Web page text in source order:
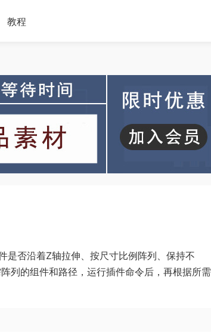
教程
是否沿着Z轴拉伸、按尺寸比例阵列、保持不
列的组件和路径，运行插件命令后，再根据所需